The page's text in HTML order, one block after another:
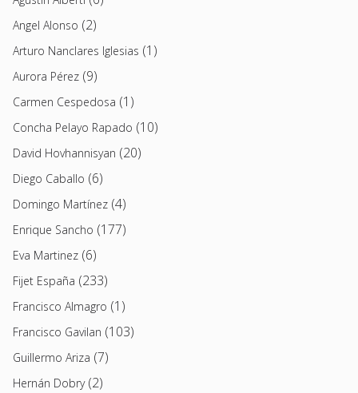
Angel Alonso (2)
Arturo Nanclares Iglesias (1)
Aurora Pérez (9)
Carmen Cespedosa (1)
Concha Pelayo Rapado (10)
David Hovhannisyan (20)
Diego Caballo (6)
Domingo Martínez (4)
Enrique Sancho (177)
Eva Martinez (6)
Fijet España (233)
Francisco Almagro (1)
Francisco Gavilan (103)
Guillermo Ariza (7)
Hernán Dobry(2)